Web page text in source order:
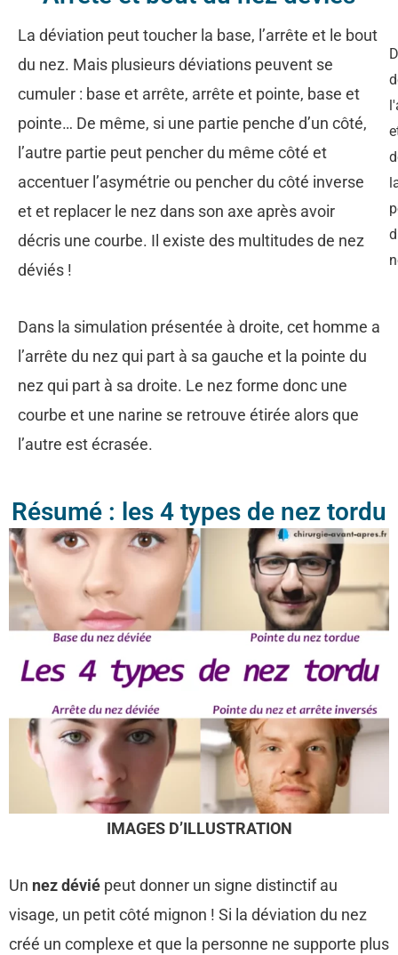
La déviation peut toucher la base, l’arrête et le bout
du nez. Mais plusieurs déviations peuvent se
cumuler : base et arrête, arrête et pointe, base et
pointe… De même, si une partie penche d’un côté,
l’autre partie peut pencher du même côté et
accentuer l’asymétrie ou pencher du côté inverse
et et replacer le nez dans son axe après avoir
décris une courbe. Il existe des multitudes de nez
déviés !
Dans la simulation présentée à droite, cet homme a
l’arrête du nez qui part à sa gauche et la pointe du
nez qui part à sa droite. Le nez forme donc une
courbe et une narine se retrouve étirée alors que
l’autre est écrasée.
Résumé : les 4 types de nez tordu
IMAGES D’ILLUSTRATION
Un nez dévié peut donner un signe distinctif au
visage, un petit côté mignon ! Si la déviation du nez
créé un complexe et que la personne ne supporte plus